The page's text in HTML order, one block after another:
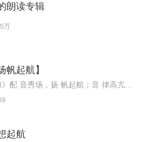
朗读专辑
万
帆起航】
起航